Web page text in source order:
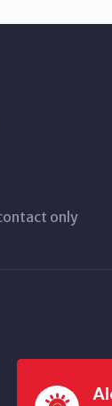
only